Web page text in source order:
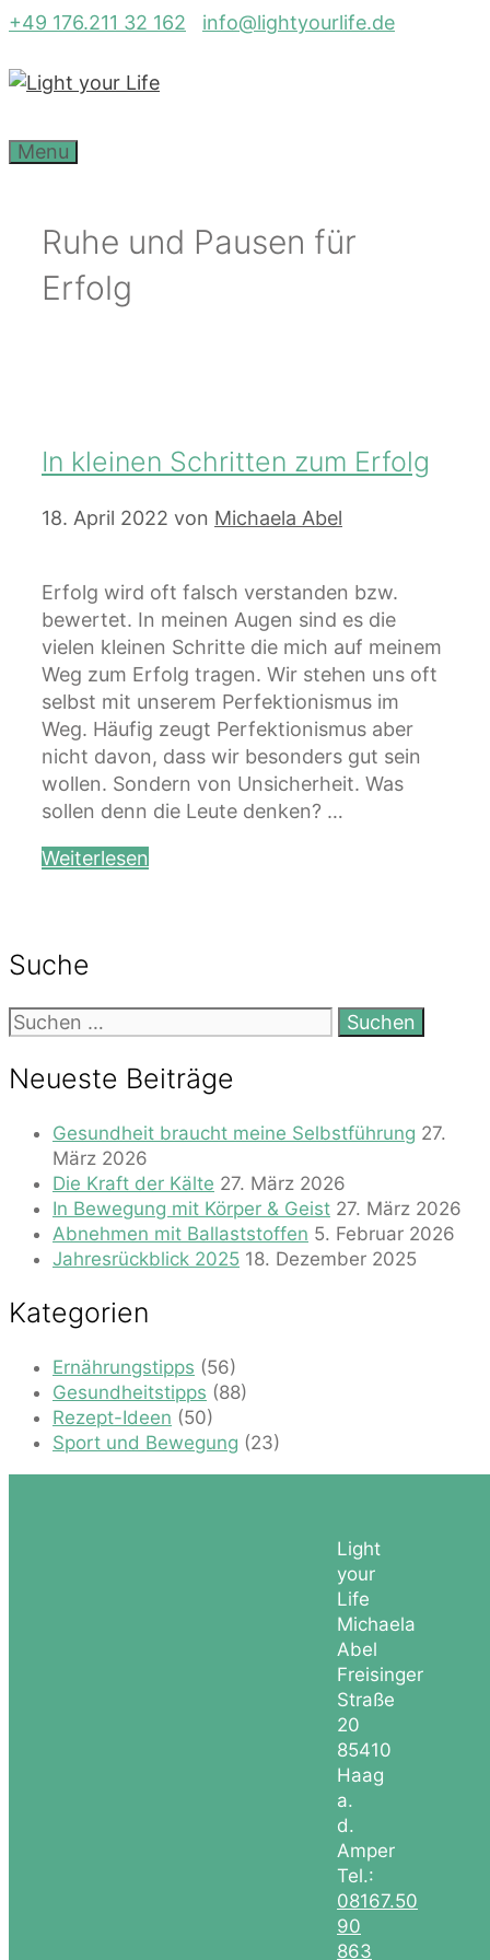
Zum
springen
+49 176.211 32 162 info@lightyourlife.de
Menu
Ruhe und Pausen für
Erfolg
In kleinen Schritten zum Erfolg
18. April 2022 von Michaela Abel
Erfolg wird oft falsch verstanden bzw.
bewertet. In meinen Augen sind es die
vielen kleinen Schritte die mich auf meinem
Weg zum Erfolg tragen. Wir stehen uns oft
selbst mit unserem Perfektionismus im
Weg. Häufig zeugt Perfektionismus aber
nicht davon, dass wir besonders gut sein
wollen. Sondern von Unsicherheit. Was
sollen denn die Leute denken? …
Weiterlesen
Suche
Suchen
nach:
Neueste Beiträge
Gesundheit braucht meine Selbstführung 27.
März 2026
Die Kraft der Kälte 27. März 2026
In Bewegung mit Körper & Geist 27. März 2026
Abnehmen mit Ballaststoffen 5. Februar 2026
Jahresrückblick 2025 18. Dezember 2025
Kategorien
Ernährungstipps (56)
Gesundheitstipps (88)
Rezept-Ideen (50)
Sport und Bewegung (23)
Light
your
Life
Michaela
Abel
Freisinger
Straße
20
85410
Haag
a.
d.
Amper
Tel.:
08167.50
90
863